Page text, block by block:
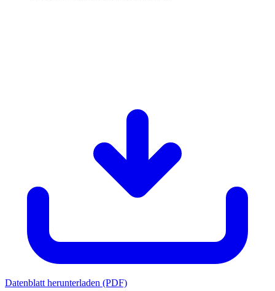
Datenblatt herunterladen (PDF)